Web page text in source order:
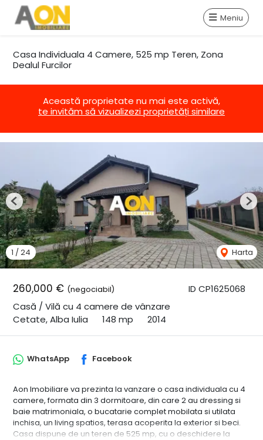
Meniu
Casa Individuala 4 Camere, 525 mp Teren, Zona
Dealul Furcilor
Această proprietate nu mai este activă,
te invităm să vizualizezi proprietăți similare
ID CP1625068
260,000 € (negociabil)
Casă / Vilă cu 4 camere de vânzare
Cetate, Alba Iulia
148 mp 2014
1 / 24 Harta
Previous
WhatsApp Facebook
Aon Imobiliare va prezinta la vanzare o casa individuala cu 4
camere, formata din 3 dormitoare, din care 2 au dressing si
baie matrimoniala, o bucatarie complet mobilata si utilata
inchisa, un living spatios, terasa acoperita la exterior si beci.
Casa dispune de un teren de 525 mp, cu o deschidere la